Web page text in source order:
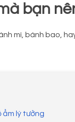
bạn
mì, bánh bao,
ẩm lý tưởng